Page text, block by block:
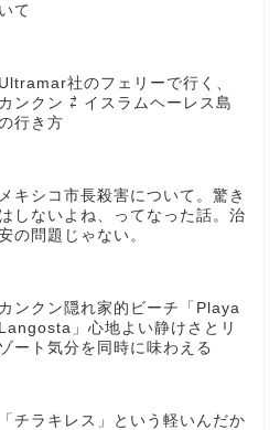
いて
Ultramar社のフェリーで行く、
カンクン ⇄ イスラムヘーレス島
行き方
メキシコ市長殺害について。驚き
はしないよね、ってなった話。治
の問題じゃない。
カンクン隠れ家的ビーチ「Playa
Langosta」心地よい静けさとリ
ゾート気分を同時に味わえる
「チラキレス」という軽いんだか